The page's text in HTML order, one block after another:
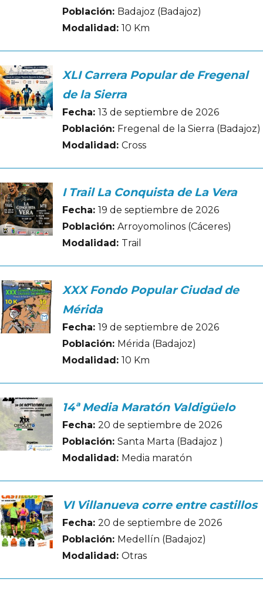
Población: Badajoz (Badajoz)
Modalidad: 10 Km
XLI Carrera Popular de Fregenal
de la Sierra
Fecha: 13 de septiembre de 2026
Población: Fregenal de la Sierra (Badajoz)
Modalidad: Cross
I Trail La Conquista de La Vera
Fecha: 19 de septiembre de 2026
Población: Arroyomolinos (Cáceres)
Modalidad: Trail
XXX Fondo Popular Ciudad de
Mérida
Fecha: 19 de septiembre de 2026
Población: Mérida (Badajoz)
Modalidad: 10 Km
14ª Media Maratón Valdigüelo
Fecha: 20 de septiembre de 2026
Población: Santa Marta (Badajoz )
Modalidad: Media maratón
VI Villanueva corre entre castillos
Fecha: 20 de septiembre de 2026
Población: Medellín (Badajoz)
Modalidad: Otras